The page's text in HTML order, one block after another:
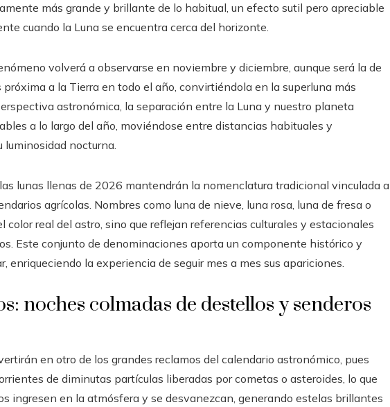
más grande y brillante de lo habitual, un efecto sutil pero apreciable
cuando la Luna se encuentra cerca del horizonte.
volverá a observarse en noviembre y diciembre, aunque será la de
a la Tierra en todo el año, convirtiéndola en la superluna más
astronómica, la separación entre la Luna y nuestro planeta
a lo largo del año, moviéndose entre distancias habituales y
luminosidad nocturna.
lunas llenas de 2026 mantendrán la nomenclatura tradicional vinculada a
agrícolas. Nombres como luna de nieve, luna rosa, luna de fresa o
color real del astro, sino que reflejan referencias culturales y estacionales
Este conjunto de denominaciones aporta un componente histórico y
enriqueciendo la experiencia de seguir mes a mes sus apariciones.
noches colmadas de destellos y senderos
en otro de los grandes reclamos del calendario astronómico, pues
de diminutas partículas liberadas por cometas o asteroides, lo que
ingresen en la atmósfera y se desvanezcan, generando estelas brillantes